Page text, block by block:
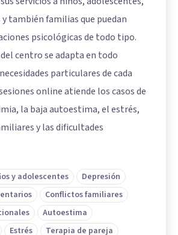
también familias que puedan
psicológicas de todo tipo.
centro se adapta en todo
particulares de cada
online atiende los casos de
la baja autoestima, el estrés,
y las dificultades
y adolescentes
Depresión
Conflictos familiares
Autoestima
Estrés Terapia de pareja